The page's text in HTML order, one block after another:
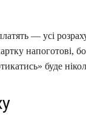
— усі
напоготові,
буде